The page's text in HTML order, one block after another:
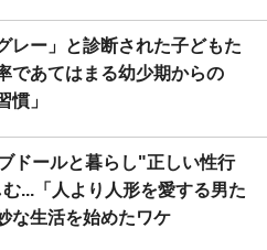
レー」と診断された子どもた
であてはまる幼少期からの
慣」
ドールと暮らし"正しい性行
...「人より人形を愛する男た
な生活を始めたワケ